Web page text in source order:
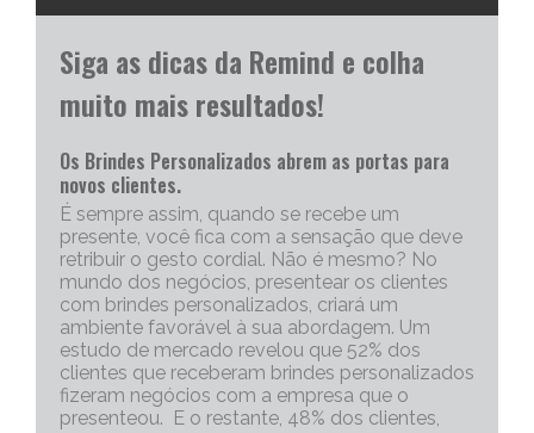
Siga as dicas da Remind e colha
muito mais resultados!
Os Brindes Personalizados abrem as portas para
novos clientes.
É sempre assim, quando se recebe um
presente, você fica com a sensação que deve
retribuir o gesto cordial. Não é mesmo? No
mundo dos negócios, presentear os clientes
com brindes personalizados, criará um
ambiente favorável à sua abordagem. Um
estudo de mercado revelou que 52% dos
clientes que receberam brindes personalizados
fizeram negócios com a empresa que o
presenteou. E o restante, 48% dos clientes,